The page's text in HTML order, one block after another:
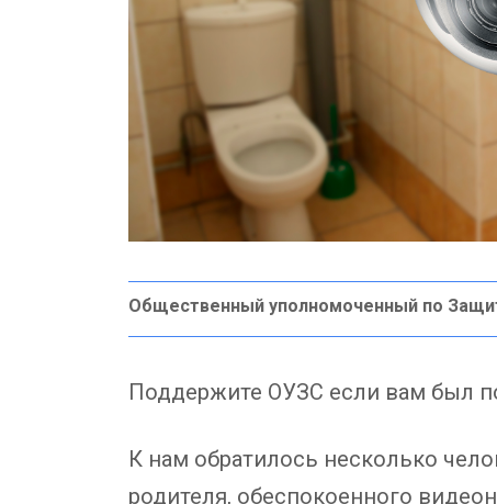
Общественный уполномоченный по
Поддержите ОУЗС если вам был
К нам обратилось несколько
родителя, обеспокоенного